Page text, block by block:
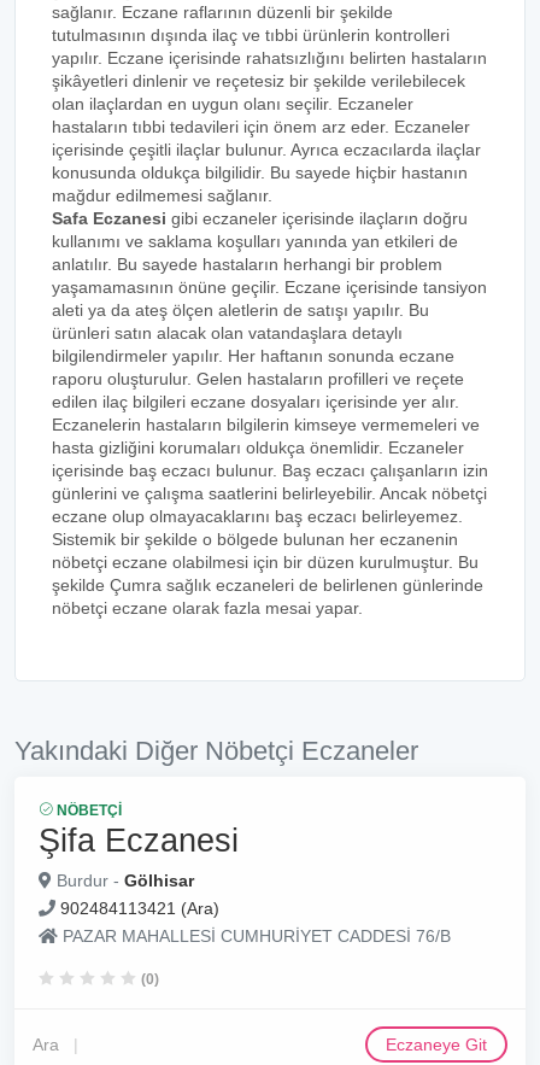
sağlanır. Eczane raflarının düzenli bir şekilde
tutulmasının dışında ilaç ve tıbbi ürünlerin kontrolleri
yapılır. Eczane içerisinde rahatsızlığını belirten hastaların
şikâyetleri dinlenir ve reçetesiz bir şekilde verilebilecek
olan ilaçlardan en uygun olanı seçilir. Eczaneler
hastaların tıbbi tedavileri için önem arz eder. Eczaneler
içerisinde çeşitli ilaçlar bulunur. Ayrıca eczacılarda ilaçlar
konusunda oldukça bilgilidir. Bu sayede hiçbir hastanın
mağdur edilmemesi sağlanır.
Safa Eczanesi gibi eczaneler içerisinde ilaçların doğru
kullanımı ve saklama koşulları yanında yan etkileri de
anlatılır. Bu sayede hastaların herhangi bir problem
yaşamamasının önüne geçilir. Eczane içerisinde tansiyon
aleti ya da ateş ölçen aletlerin de satışı yapılır. Bu
ürünleri satın alacak olan vatandaşlara detaylı
bilgilendirmeler yapılır. Her haftanın sonunda eczane
raporu oluşturulur. Gelen hastaların profilleri ve reçete
edilen ilaç bilgileri eczane dosyaları içerisinde yer alır.
Eczanelerin hastaların bilgilerin kimseye vermemeleri ve
hasta gizliğini korumaları oldukça önemlidir. Eczaneler
içerisinde baş eczacı bulunur. Baş eczacı çalışanların izin
günlerini ve çalışma saatlerini belirleyebilir. Ancak nöbetçi
eczane olup olmayacaklarını baş eczacı belirleyemez.
Sistemik bir şekilde o bölgede bulunan her eczanenin
nöbetçi eczane olabilmesi için bir düzen kurulmuştur. Bu
şekilde Çumra sağlık eczaneleri de belirlenen günlerinde
nöbetçi eczane olarak fazla mesai yapar.
Yakındaki Diğer Nöbetçi Eczaneler
NÖBETÇI
Şifa Eczanesi
Burdur - Gölhisar
902484113421 (Ara)
PAZAR MAHALLESİ CUMHURİYET CADDESİ 76/B
(0)
Ara Eczaneye Git